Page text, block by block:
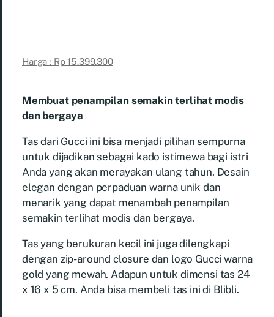
Harga : Rp 15.399.300
Membuat penampilan semakin terlihat modis
dan bergaya
Tas dari Gucci ini bisa menjadi pilihan sempurna
untuk dijadikan sebagai kado istimewa bagi istri
Anda yang akan merayakan ulang tahun. Desain
elegan dengan perpaduan warna unik dan
menarik yang dapat menambah penampilan
semakin terlihat modis dan bergaya.
Tas yang berukuran kecil ini juga dilengkapi
dengan zip-around closure dan logo Gucci warna
gold yang mewah. Adapun untuk dimensi tas 24
x 16 x 5 cm. Anda bisa membeli tas ini di Blibli.